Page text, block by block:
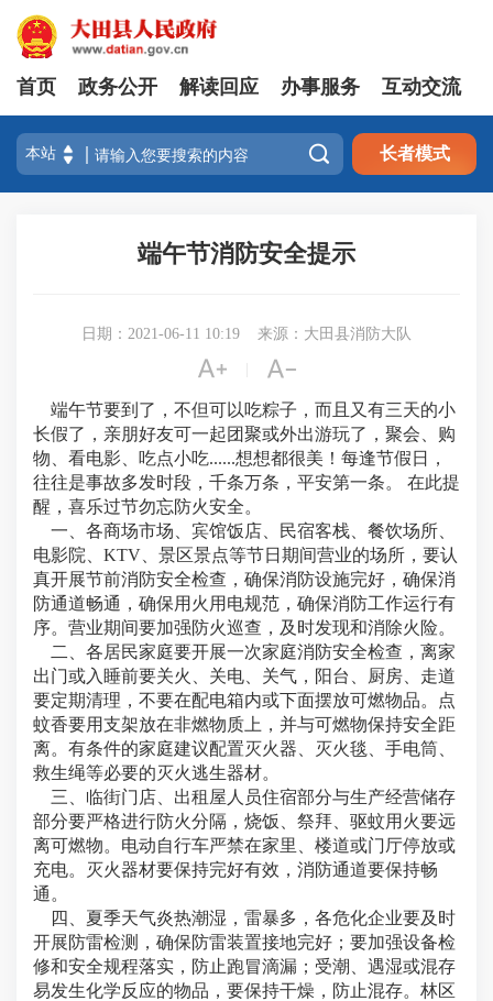
首页 政务公开 解读回应 办事服务 互动交流
 长者模式
端午节消防安全提示
日期：2021-06-11 10:19 来源：大田县消防大队
 
端午节要到了，不但可以吃粽子，而且又有三天的小
长假了，亲朋好友可一起团聚或外出游玩了，聚会、购
物、看电影、吃点小吃......想想都很美！每逢节假日，
往往是事故多发时段，千条万条，平安第一条。 在此提
醒，喜乐过节勿忘防火安全。
一、各商场市场、宾馆饭店、民宿客栈、餐饮场所、
电影院、KTV、景区景点等节日期间营业的场所，要认
真开展节前消防安全检查，确保消防设施完好，确保消
防通道畅通，确保用火用电规范，确保消防工作运行有
序。营业期间要加强防火巡查，及时发现和消除火险。
二、各居民家庭要开展一次家庭消防安全检查，离家
出门或入睡前要关火、关电、关气，阳台、厨房、走道
要定期清理，不要在配电箱内或下面摆放可燃物品。点
蚊香要用支架放在非燃物质上，并与可燃物保持安全距
离。有条件的家庭建议配置灭火器、灭火毯、手电筒、
救生绳等必要的灭火逃生器材。
三、临街门店、出租屋人员住宿部分与生产经营储存
部分要严格进行防火分隔，烧饭、祭拜、驱蚊用火要远
离可燃物。电动自行车严禁在家里、楼道或门厅停放或
充电。灭火器材要保持完好有效，消防通道要保持畅
通。
四、夏季天气炎热潮湿，雷暴多，各危化企业要及时
开展防雷检测，确保防雷装置接地完好；要加强设备检
修和安全规程落实，防止跑冒滴漏；受潮、遇湿或混存
易发生化学反应的物品，要保持干燥，防止混存。林区